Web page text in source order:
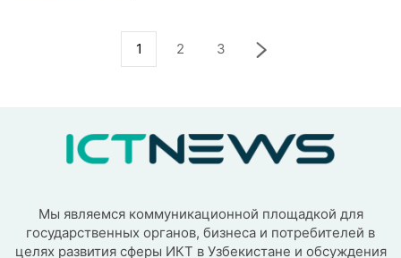
1 2 3
Мы являемся коммуникационной площадкой для
государственных органов, бизнеса и потребителей в
целях развития сферы ИКТ в Узбекистане и обсуждения